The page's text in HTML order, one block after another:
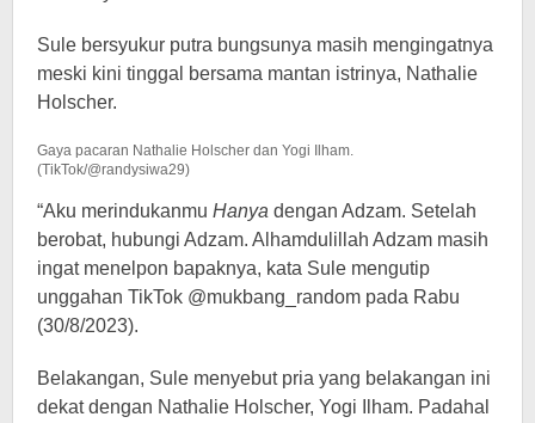
Sule bersyukur putra bungsunya masih mengingatnya
meski kini tinggal bersama mantan istrinya, Nathalie
Holscher.
Gaya pacaran Nathalie Holscher dan Yogi Ilham.
(TikTok/@randysiwa29)
“Aku merindukanmu Hanya dengan Adzam. Setelah
berobat, hubungi Adzam. Alhamdulillah Adzam masih
ingat menelpon bapaknya, kata Sule mengutip
unggahan TikTok @mukbang_random pada Rabu
(30/8/2023).
Belakangan, Sule menyebut pria yang belakangan ini
dekat dengan Nathalie Holscher, Yogi Ilham. Padahal